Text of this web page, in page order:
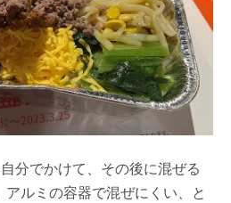
分でかけて、その後に混ぜる
ルミの容器で混ぜにくい、と